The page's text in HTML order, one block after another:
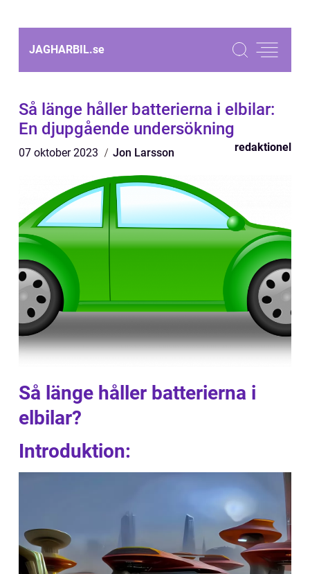
JAGHARBIL.se
Så länge håller batterierna i elbilar:
En djupgående undersökning
07 oktober 2023 Jon Larsson redaktionel
Så länge håller batterierna i
elbilar?
Introduktion: